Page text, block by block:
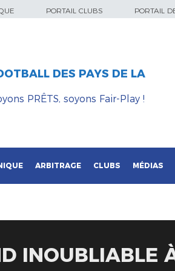
PORTAIL CLUBS PORTAIL
DES PAYS DE LA
PRÊTS, soyons Fair-Play !
ARBITRAGE CLUBS MÉDIAS
INOUBLIABLE